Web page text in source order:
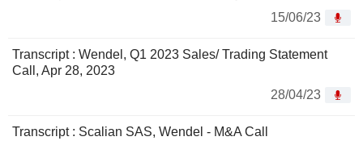
15/06/23
Transcript : Wendel, Q1 2023 Sales/ Trading Statement
Call, Apr 28, 2023
28/04/23
Transcript : Scalian SAS, Wendel - M&A Call